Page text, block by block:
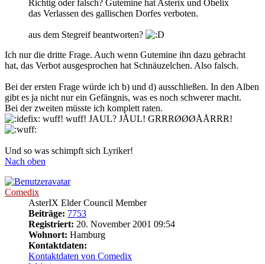
Richtig oder falsch? Gutemine hat Asterix und Obelix
das Verlassen des gallischen Dorfes verboten.
aus dem Stegreif beantworten?
Ich nur die dritte Frage. Auch wenn Gutemine ihn dazu gebracht
hat, das Verbot ausgesprochen hat Schnäuzelchen. Also falsch.
Bei der ersten Frage würde ich b) und d) ausschließen. In den Alben
gibt es ja nicht nur ein Gefängnis, was es noch schwerer macht.
Bei der zweiten müsste ich komplett raten.
wuff! wuff! JAUL? JÅUL! GRRRØØØÅÅRRR!
Und so was schimpft sich Lyriker!
Nach oben
Comedix
AsterIX Elder Council Member
Beiträge: 7753
Registriert: 20. November 2001 09:54
Wohnort: Hamburg
Kontaktdaten:
Kontaktdaten von Comedix